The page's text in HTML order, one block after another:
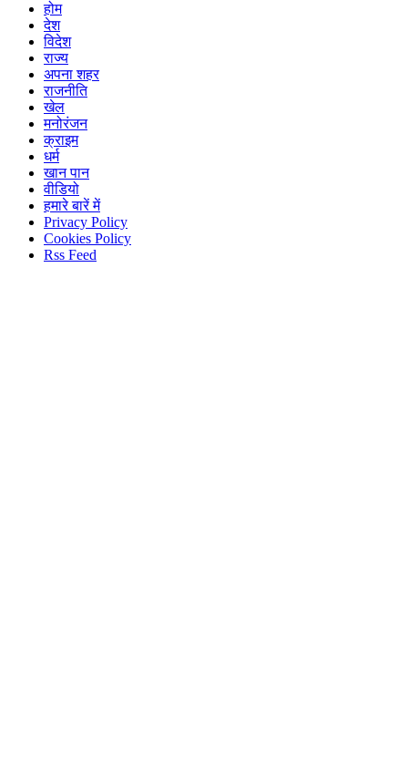
होम
देश
विदेश
राज्य
अपना शहर
राजनीति
खेल
मनोरंजन
क्राइम
धर्म
खान पान
वीडियो
हमारे बारें में
Privacy Policy
Cookies Policy
Rss Feed